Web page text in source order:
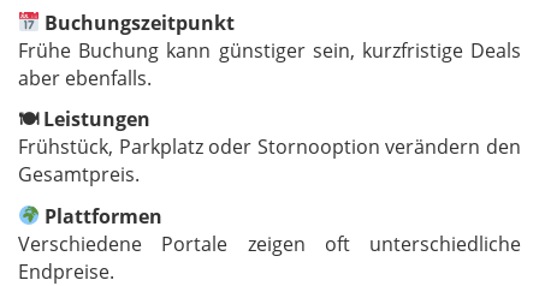
Buchungszeitpunkt
Frühe Buchung kann günstiger sein, kurzfristige Deals
aber ebenfalls.
🍽 Leistungen
Frühstück, Parkplatz oder Stornooption verändern den
Gesamtpreis.
Plattformen
Verschiedene Portale zeigen oft unterschiedliche
Endpreise.